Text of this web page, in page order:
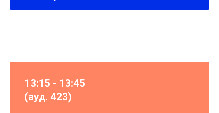
13:15 - 13:45
(ауд. 423)